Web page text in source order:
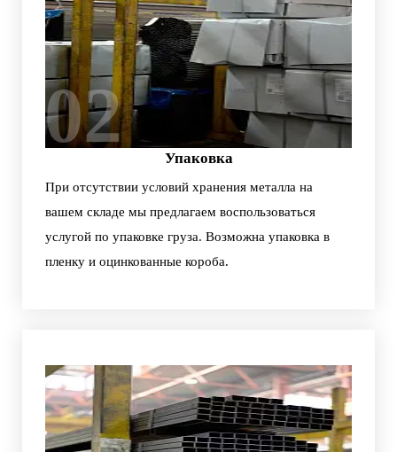
02 Упаковка
При отсутствии условий хранения металла на
вашем складе мы предлагаем воспользоваться
услугой по упаковке груза. Возможна упаковка в
пленку и оцинкованные короба.